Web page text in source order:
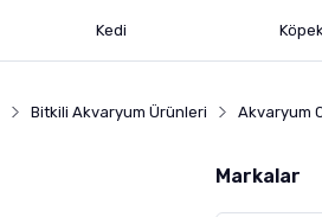
Kedi
Bitkili Akvaryum Ürünleri Akvaryum
Markalar